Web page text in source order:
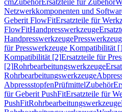
cmZubehörErsatzteile für Zubehör
Netzwerkkomponenten und
Geberit FlowFitErsatzteile für
FlowFitHandpresswerkzeuge
Handpresswerkzeuge
für Presswerkzeuge Kompatibilität
Kompatibilität [2]Ersatzteile für
[2]Rohrbearbeitungswerkzeuge
Rohrbearbeitungswerkzeuge
AbpressstopfenPrüfmittelZubehör
für Geberit PushFitErsatzteile für
PushFitRohrbearbeitungswerkzeuge